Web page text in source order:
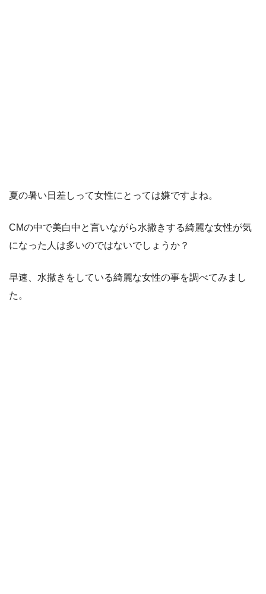
夏の暑い日差しって女性にとっては嫌ですよね。
CMの中で美白中と言いながら水撒きする綺麗な女性が気
になった人は多いのではないでしょうか？
早速、水撒きをしている綺麗な女性の事を調べてみまし
た。